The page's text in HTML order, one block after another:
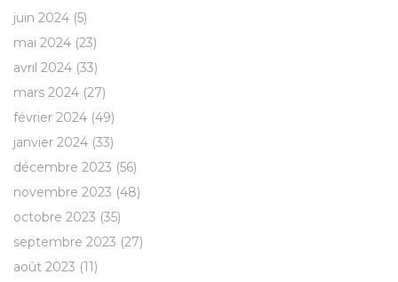
juin 2024 (5)
mai 2024 (23)
avril 2024 (33)
mars 2024 (27)
février 2024 (49)
janvier 2024 (33)
décembre 2023 (56)
novembre 2023 (48)
octobre 2023 (35)
septembre 2023 (27)
août 2023 (11)